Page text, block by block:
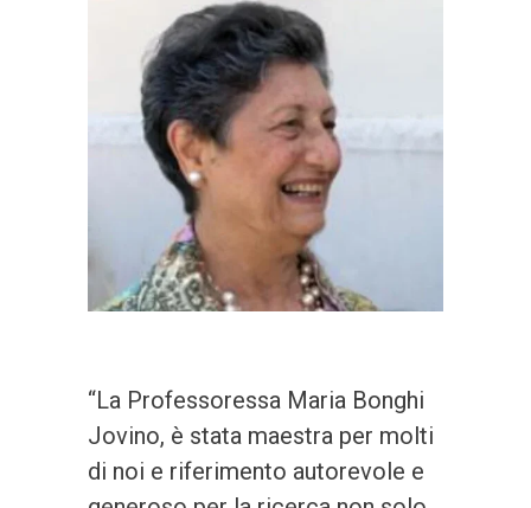
“La Professoressa Maria Bonghi
Jovino, è stata maestra per molti
di noi e riferimento autorevole e